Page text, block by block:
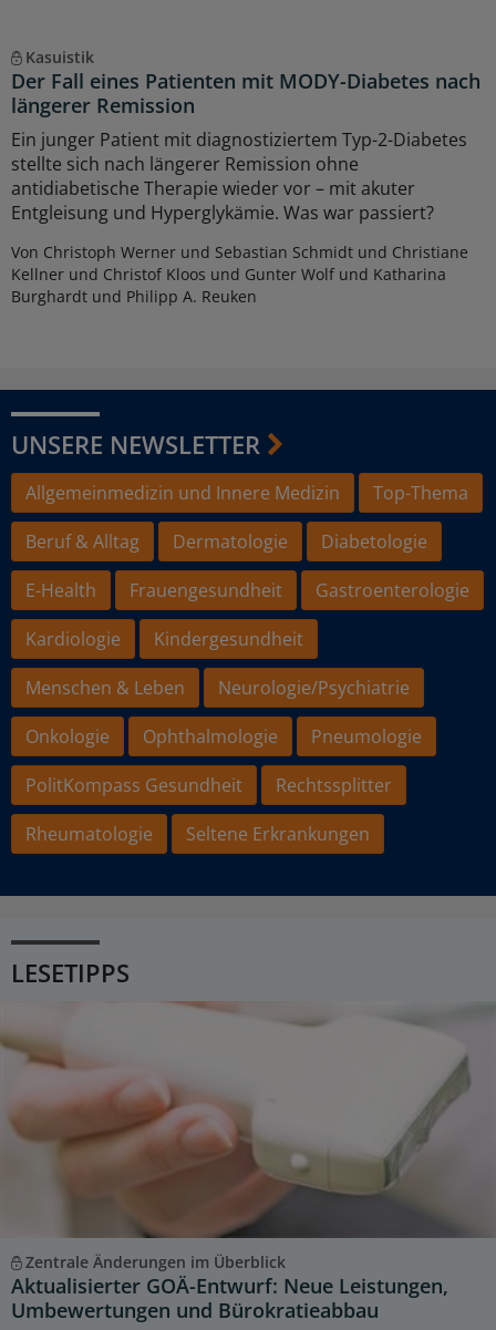
Kasuistik
Der Fall eines Patienten mit MODY-Diabetes nach
längerer Remission
Ein junger Patient mit diagnostiziertem Typ-2-Diabetes
stellte sich nach längerer Remission ohne
antidiabetische Therapie wieder vor – mit akuter
Entgleisung und Hyperglykämie. Was war passiert?
Von Christoph Werner und Sebastian Schmidt und Christiane
Kellner und Christof Kloos und Gunter Wolf und Katharina
Burghardt und Philipp A. Reuken
UNSERE NEWSLETTER
Allgemeinmedizin und Innere Medizin
Top-Thema
Beruf & Alltag
Dermatologie
Diabetologie
E-Health
Frauengesundheit
Gastroenterologie
Kardiologie
Kindergesundheit
Menschen & Leben
Neurologie/Psychiatrie
Onkologie
Ophthalmologie
Pneumologie
PolitKompass Gesundheit
Rechtssplitter
Rheumatologie
Seltene Erkrankungen
LESETIPPS
Zentrale Änderungen im Überblick
Aktualisierter GOÄ-Entwurf: Neue Leistungen,
Umbewertungen und Bürokratieabbau